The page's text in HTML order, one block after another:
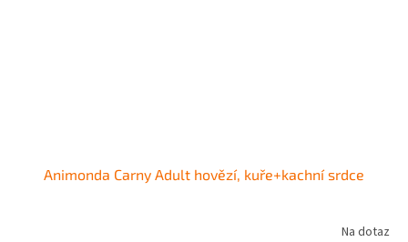
Animonda Carny Adult hovězí, kuře+kachní srdce
Na dotaz